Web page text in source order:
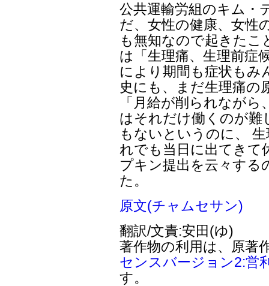
公共運輸労組のキム・
だ、女性の健康、女性
も無知なので起きたこ
は「生理痛、生理前症
により期間も症状もみ
史にも、まだ生理痛の
「月給が削られなが
はそれだけ働くのが難
もないというのに、
れでも当日に出てきて
プキン提出を云々する
た。
原文(チャムセサン)
翻訳/文責:安田(ゆ)
著作物の利用は、原著
センスバージョン2:営
す。